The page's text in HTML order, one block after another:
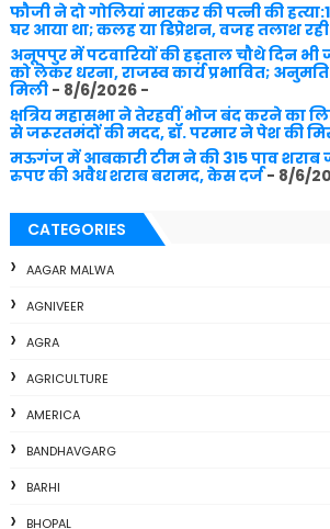
फौजी ने दो गोलियां मारकर की पत्नी की
घर आया था; कलह या डिप्रेशन, वजह तलाश
अनूपपुर में पटवारियों की हड़ताल चौथे दिन भी
को लेकर धरना, राजस्व कार्य प्रभावित;
मिली- 8/6/2026-
क्षत्रिय महासभा ने तेरहवीं भोज बंद करने का
से जरूरतमंदों की मदद, डॉ. परमार ने पेश की
मऊगंज में आबकारी टीम ने की 315 पाव शराब
रुपए की अवैध शराब बरामद, केस दर्ज- 8/6/
CATEGORIES
AAGAR MALWA
AGNIVEER
AGRA
AGRICULTURE
AMERICA
BANDHAVGARG
BARHI
BHOPAL